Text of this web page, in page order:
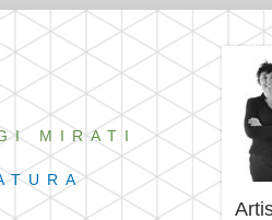
MIRATI